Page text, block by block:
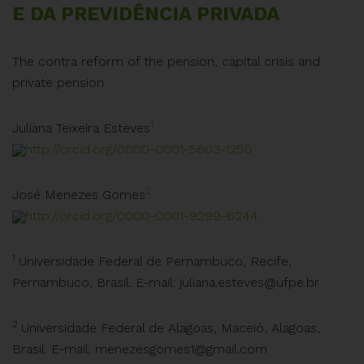
E DA PREVIDÊNCIA PRIVADA
The contra reform of the pension, capital crisis and
private pension
Juliana Teixeira Esteves1
http://orcid.org/0000-0001-5603-1250
José Menezes Gomes2
http://orcid.org/0000-0001-9299-6244
1 Universidade Federal de Pernambuco, Recife,
Pernambuco, Brasil. E-mail: juliana.esteves@ufpe.br
2 Universidade Federal de Alagoas, Maceió, Alagoas,
Brasil. E-mail: menezesgomes1@gmail.com